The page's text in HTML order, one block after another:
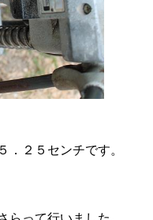
．２５センチです。